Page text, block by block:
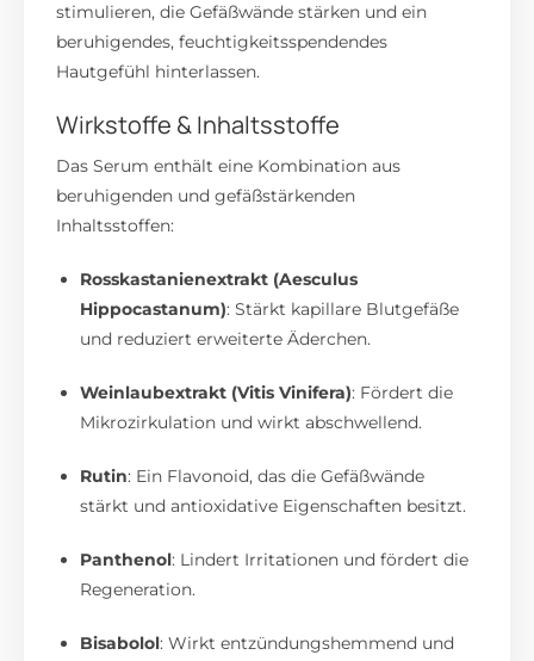
stimulieren, die Gefäßwände stärken und ein
beruhigendes, feuchtigkeitsspendendes
Hautgefühl hinterlassen.
Wirkstoffe & Inhaltsstoffe
Das Serum enthält eine Kombination aus
beruhigenden und gefäßstärkenden
Inhaltsstoffen:
Rosskastanienextrakt (Aesculus
Hippocastanum):Stärkt kapillare Blutgefäße
und reduziert erweiterte Äderchen.
Weinlaubextrakt (Vitis Vinifera): Fördert die
Mikrozirkulation und wirkt abschwellend.
Rutin: Ein Flavonoid, das die Gefäßwände
stärkt und antioxidative Eigenschaften besitzt.
Panthenol: Lindert Irritationen und fördert die
Regeneration.
Bisabolol:Wirkt entzündungshemmend und